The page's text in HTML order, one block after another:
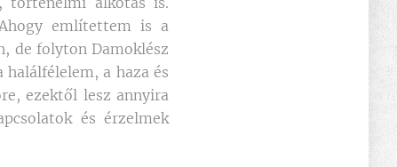
említettem is a
de folyton Damoklész
a haza és
ezektől lesz annyira
és érzelmek